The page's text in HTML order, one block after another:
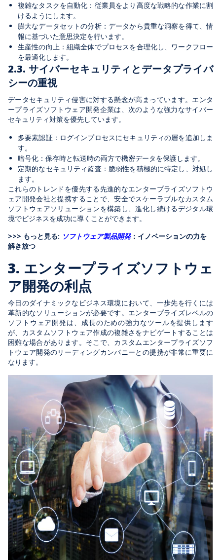
複雑なタスクを自動化：従業員をより高度な戦略的な作業に割
けるようにします。
膨大なデータセットの分析：データから貴重な洞察を得て、情
報に基づいた意思決定を行います。
生産性の向上：組織全体でプロセスを合理化し、ワークフロー
を最適化します。
2.3. サイバーセキュリティとデータプライバ
シーの重視
データセキュリティ侵害に対する懸念が高まっています。エンタ
ープライズソフトウェア開発企業は、次のような強力なサイバー
セキュリティ対策を優先しています。
多要素認証：ログインプロセスにセキュリティの層を追加しま
す。
暗号化：保存時と転送時の両方で機密データを保護します。
定期的なセキュリティ監査：脆弱性を積極的に特定し、対処し
ます。
これらのトレンドを優先する先進的なエンタープライズソフトウ
ェア開発会社と提携することで、安全でスケーラブルなカスタム
ソフトウェアソリューションを構築し、進化し続けるデジタル環
境でビジネスを成功に導くことができます。
>>> もっと見る: ソフトウェア製品開発：イノベーションの力を
解き放つ
3. エンタープライズソフトウェ
ア開発の利点
今日のダイナミックなビジネス環境において、一歩先を行くには
革新的なソリューションが必要です。エンタープライズレベルの
ソフトウェア開発は、成長のための強力なツールを提供します
が、カスタムソフトウェア作成の複雑さをナビゲートすることは
困難な場合があります。そこで、カスタムエンタープライズソフ
トウェア開発のリーディングカンパニーとの提携が非常に重要に
なります。